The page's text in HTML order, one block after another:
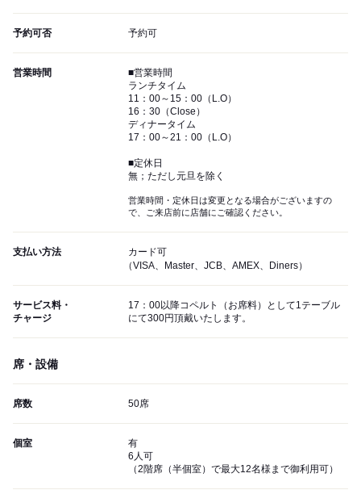
予約可否 予約可
営業時間
■営業時間
ランチタイム
11：00～15：00（L.O）
16：30（Close）
ディナータイム
17：00～21：00（L.O）
■定休日
無；ただし元旦を除く
営業時間・定休日は変更となる場合がございますの
で、ご来店前に店舗にご確認ください。
支払い方法
カード可
（VISA、Master、JCB、AMEX、Diners）
サービス料・
チャージ
17：00以降コペルト（お席料）として1テーブル
にて300円頂戴いたします。
席・設備
席数 50席
個室
有
6人可
（2階席（半個室）で最大12名様まで御利用可）